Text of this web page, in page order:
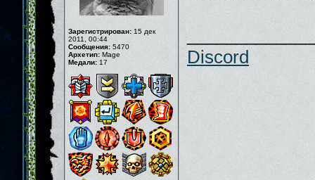
Зарегистрирован: 15 дек
2011, 00:44
Сообщения: 5470
Архетип: Mage
Медали: 17
Discord